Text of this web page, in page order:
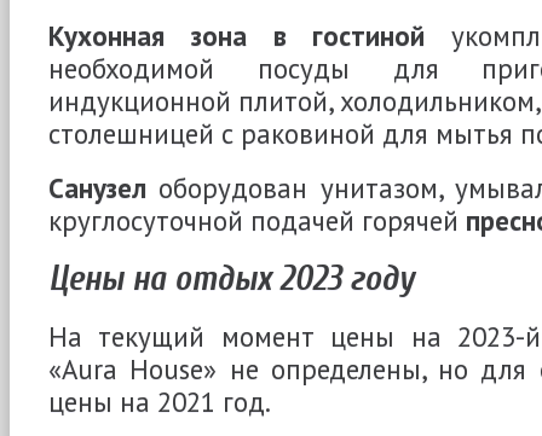
Кухонная зона в гостиной
необходимой посуды для
индукционной плитой,
столешницей с раковиной для мытья
Санузел оборудован унитазом,
круглосуточной подачей горячей
Цены на отдых 2023 году
На текущий момент цены на 2023-
«Aura House» не определены, но для
цены на 2021 год.